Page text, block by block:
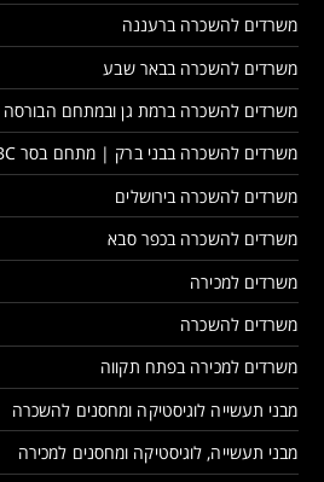
משרדים להשכרה ברעננה
משרדים להשכרה בבאר שבע
משרדים להשכרה ברמת גן ובמתחם הבורסה
משרדים להשכרה בבני ברק | מתחם בסר BBC
משרדים להשכרה בירושלים
משרדים להשכרה בכפר סבא
משרדים למכירה
משרדים להשכרה
משרדים למכירה בפתח תקווה
מבני תעשייה לוגיסטיקה ומחסנים להשכרה
מבני תעשייה, לוגיסטיקה ומחסנים למכירה